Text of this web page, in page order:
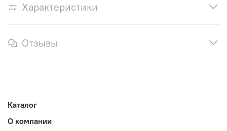
Характеристики
Отзывы
Каталог
О компании